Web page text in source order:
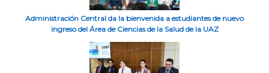
Administración Central da la bienvenida a estudiantes de nuevo
ingreso del Área de Ciencias de la Salud de la UAZ